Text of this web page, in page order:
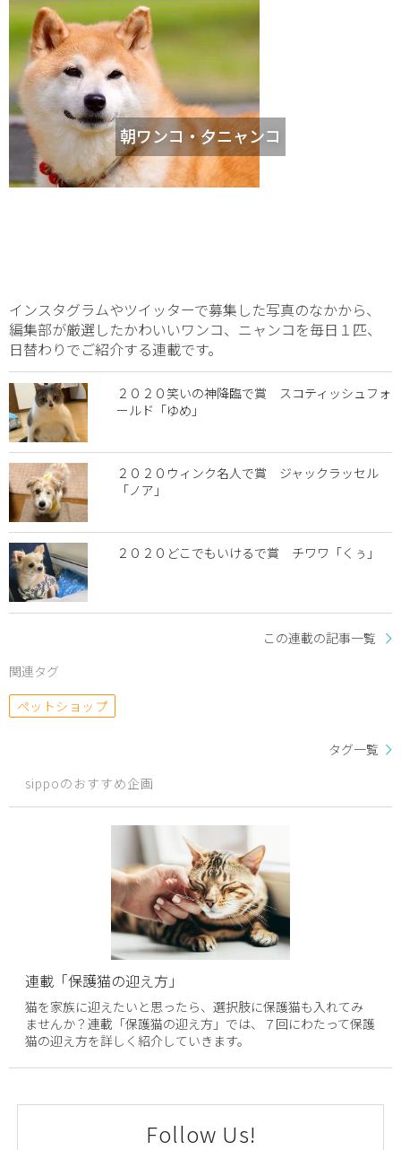
朝ワンコ・夕ニャンコ
インスタグラムやツイッターで募集した写真のなかから、
編集部が厳選したかわいいワンコ、ニャンコを毎日１匹、
日替わりでご紹介する連載です。
２０２０笑いの神降臨で賞 スコティッシュフォ
ールド「ゆめ」
２０２０ウィンク名人で賞 ジャックラッセル
「ノア」
２０２０どこでもいけるで賞 チワワ「くぅ」
この連載の記事一覧
関連タグ
ペットショップ
タグ一覧
sippoのおすすめ企画
連載「保護猫の迎え方」
猫を家族に迎えたいと思ったら、選択肢に保護猫も入れてみ
ませんか？連載「保護猫の迎え方」では、７回にわたって保護
猫の迎え方を詳しく紹介していきます。
Follow Us!